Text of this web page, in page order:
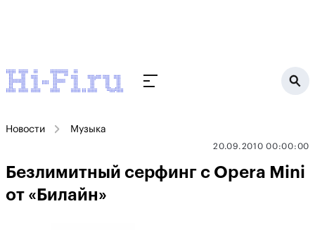
Новости Музыка
20.09.2010 00:00:00
Безлимитный серфинг с Opera Mini
от «Билайн»